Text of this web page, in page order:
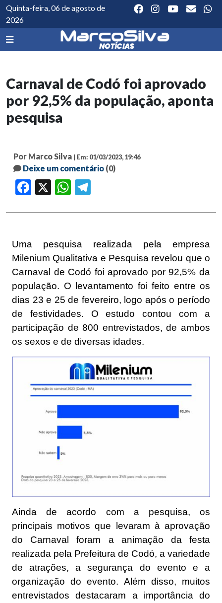
Quinta-feira, 06 de agosto de
2026
Carnaval de Codó foi aprovado
por 92,5% da população, aponta
pesquisa
Por Marco Silva | Em: 01/03/2023, 19:46
Deixe um comentário (0)
Facebook WhatsApp
Uma pesquisa realizada pela empresa
Milenium Qualitativa e Pesquisa revelou que o
Carnaval de Codó foi aprovado por 92,5% da
população. O levantamento foi feito entre os
dias 23 e 25 de fevereiro, logo após o período
de festividades. O estudo contou com a
participação de 800 entrevistados, de ambos
os sexos e de diversas idades.
Ainda de acordo com a pesquisa, os
principais motivos que levaram à aprovação
do Carnaval foram a animação da festa
realizada pela Prefeitura de Codó, a variedade
de atrações, a segurança do evento e a
organização do evento. Além disso, muitos
entrevistados destacaram a importância do